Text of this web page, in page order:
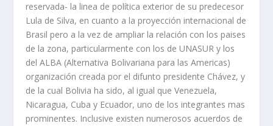
reservada- la linea de política exterior de su predecesor
Lula de Silva, en cuanto a la proyección internacional de
Brasil pero a la vez de ampliar la relación con los paises
de la zona, particularmente con los de UNASUR y los
del ALBA (Alternativa Bolivariana para las Americas)
organización creada por el difunto presidente Chávez, y
de la cual Bolivia ha sido, al igual que Venezuela,
Nicaragua, Cuba y Ecuador, uno de los integrantes mas
prominentes. Inclusive existen numerosos acuerdos de